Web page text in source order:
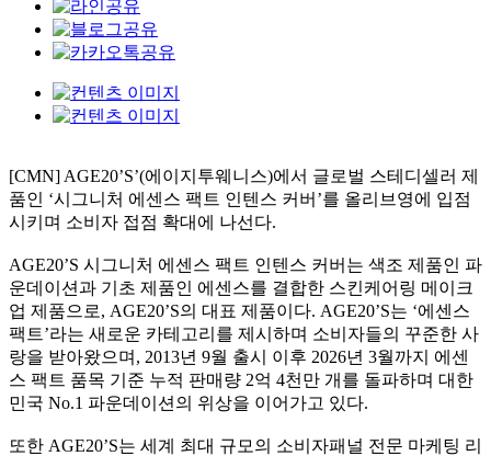
[CMN] AGE20’S’(에이지투웨니스)에서 글로벌 스테디셀러 제
품인 ‘시그니처 에센스 팩트 인텐스 커버’를 올리브영에 입점
시키며 소비자 접점 확대에 나선다.
AGE20’S 시그니처 에센스 팩트 인텐스 커버는 색조 제품인 파
운데이션과 기초 제품인 에센스를 결합한 스킨케어링 메이크
업 제품으로, AGE20’S의 대표 제품이다. AGE20’S는 ‘에센스
팩트’라는 새로운 카테고리를 제시하며 소비자들의 꾸준한 사
랑을 받아왔으며, 2013년 9월 출시 이후 2026년 3월까지 에센
스 팩트 품목 기준 누적 판매량 2억 4천만 개를 돌파하며 대한
민국 No.1 파운데이션의 위상을 이어가고 있다.
또한 AGE20’S는 세계 최대 규모의 소비자패널 전문 마케팅 리